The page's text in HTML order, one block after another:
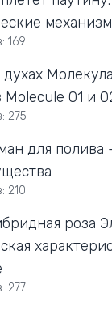
169
Molecule 01 и
275
для полива
210
роза
277